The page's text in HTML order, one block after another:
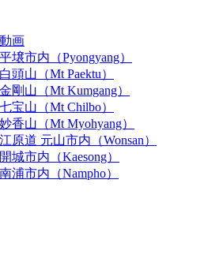
画
壌市内（Pyongyang）
頭山（Mt Paektu）
剛山（Mt Kumgang）
宝山（Mt Chilbo）
香山（Mt Myohyang）
原道 元山市内（Wonsan）
城市内（Kaesong）
浦市内（Nampho）